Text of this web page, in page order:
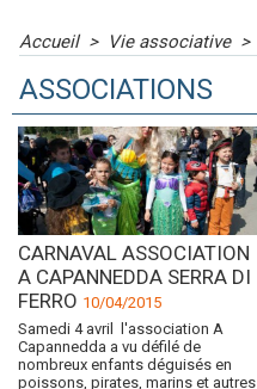
Accueil > Vie associative >
ASSOCIATIONS
CARNAVAL ASSOCIATION
A CAPANNEDDA SERRA DI
FERRO 10/04/2015
Samedi 4 avril l'association A
Capannedda a vu défilé de
nombreux enfants déguisés en
poissons, pirates, marins et autres